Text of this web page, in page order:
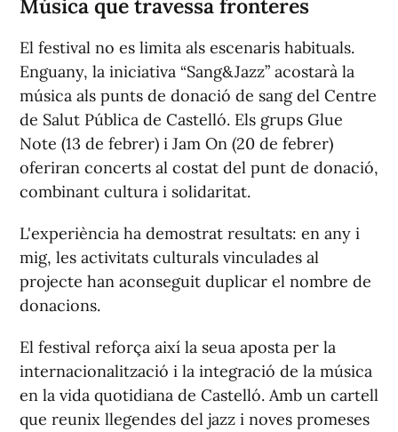
Música que travessa fronteres
El festival no es limita als escenaris habituals.
Enguany, la iniciativa “Sang&Jazz” acostarà la
música als punts de donació de sang del Centre
de Salut Pública de Castelló. Els grups Glue
Note (13 de febrer) i Jam On (20 de febrer)
oferiran concerts al costat del punt de donació,
combinant cultura i solidaritat.
L'experiència ha demostrat resultats: en any i
mig, les activitats culturals vinculades al
projecte han aconseguit duplicar el nombre de
donacions.
El festival reforça així la seua aposta per la
internacionalització i la integració de la música
en la vida quotidiana de Castelló. Amb un cartell
que reunix llegendes del jazz i noves promeses